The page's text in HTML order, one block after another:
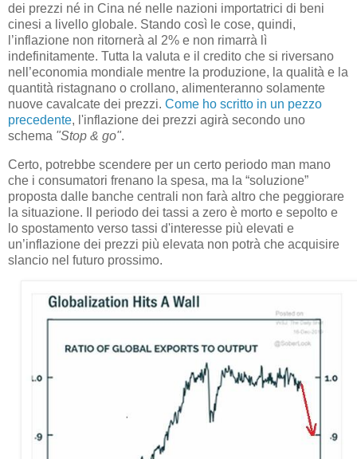
dei prezzi né in Cina né nelle nazioni importatrici di beni
cinesi a livello globale. Stando così le cose, quindi,
l’inflazione non ritornerà al 2% e non rimarrà lì
indefinitamente. Tutta la valuta e il credito che si riversano
nell’economia mondiale mentre la produzione, la qualità e la
quantità ristagnano o crollano, alimenteranno solamente
nuove cavalcate dei prezzi. Come ho scritto in un pezzo
precedente, l'inflazione dei prezzi agirà secondo uno
schema "Stop & go".
Certo, potrebbe scendere per un certo periodo man mano
che i consumatori frenano la spesa, ma la “soluzione”
proposta dalle banche centrali non farà altro che peggiorare
la situazione. Il periodo dei tassi a zero è morto e sepolto e
lo spostamento verso tassi d'interesse più elevati e
un’inflazione dei prezzi più elevata non potrà che acquisire
slancio nel futuro prossimo.